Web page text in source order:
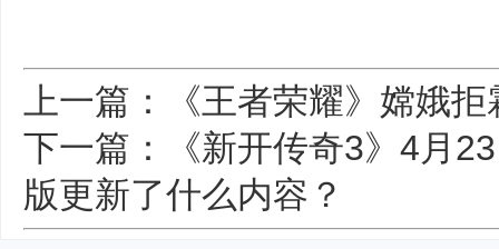
上一篇：《王者荣耀》嫦娥
下一篇：《新开传奇3》4月
版更新了什么内容？